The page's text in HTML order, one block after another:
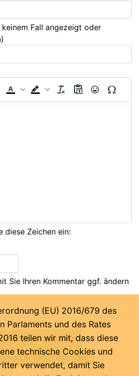
Fall angezeigt oder
diese Zeichen ein:
Sie Ihren Kommentar ggf. ändern
(EU) 2016/679 des
Parlaments und des Rates
teilen wir mit, dass diese
technische Cookies und
verwendet, damit Sie